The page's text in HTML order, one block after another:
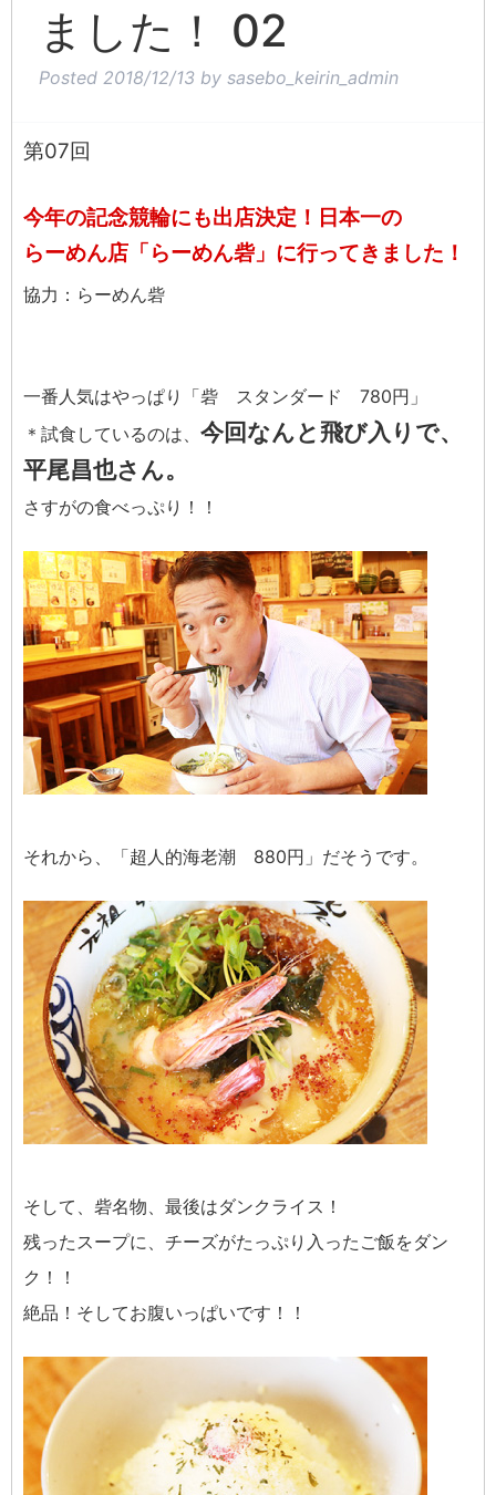
ました！ 02
Posted 2018/12/13 by sasebo_keirin_admin
第07回
今年の記念競輪にも出店決定！日本一の
らーめん店「らーめん砦」に行ってきました！
協力：らーめん砦
一番人気はやっぱり「砦 スタンダード 780円」
＊試食しているのは、 今回なんと飛び入りで、
平尾昌也さん。
さすがの食べっぷり！！
それから、「超人的海老潮 880円」だそうです。
そして、砦名物、最後はダンクライス！
残ったスープに、チーズがたっぷり入ったご飯をダン
ク！！
絶品！そしてお腹いっぱいです！！